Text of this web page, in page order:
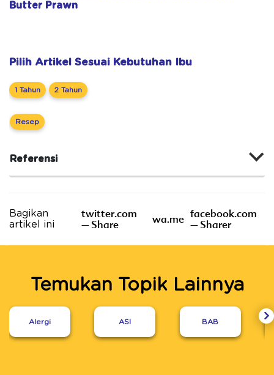
Butter Prawn
Pilih Artikel Sesuai Kebutuhan Ibu
1 Tahun 2 Tahun
Resep
Referensi
Bagikan
artikel ini
twitter.com
– Share
wa.me facebook.com
– Sharer
Temukan Topik Lainnya
Alergi ASI BAB